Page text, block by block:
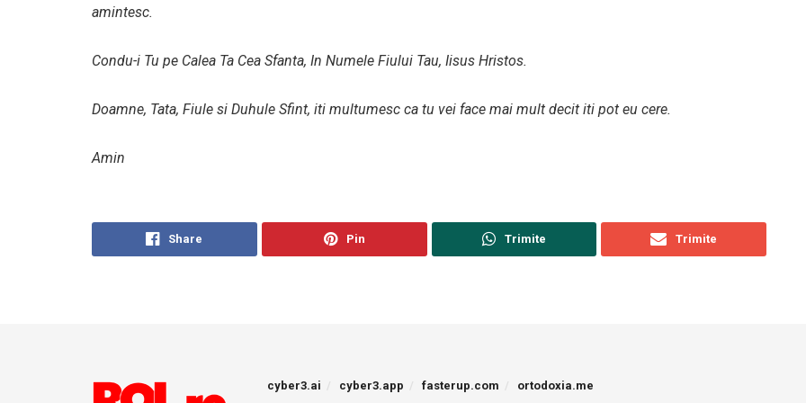
amintesc.
Condu-i Tu pe Calea Ta Cea Sfanta, In Numele Fiului Tau, Iisus Hristos.
Doamne, Tata, Fiule si Duhule Sfint, iti multumesc ca tu vei face mai mult decit iti pot eu cere.
Amin
Share Pin Trimite Trimite
cyber3.ai cyber3.app fasterup.com ortodoxia.me